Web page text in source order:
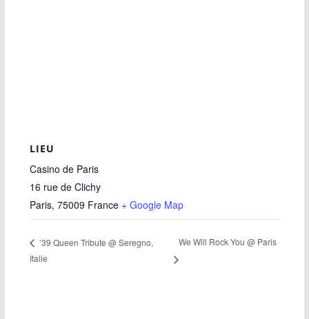
LIEU
Casino de Paris
16 rue de Clichy
Paris, 75009 France + Google Map
’39 Queen Tribute @ Seregno,
Italie
We Will Rock You @ Paris